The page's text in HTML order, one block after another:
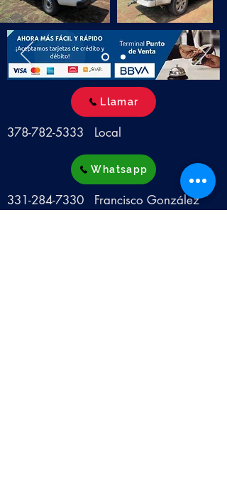
Llamar
378-782-5333 Local
Whatsapp
331-284-7330 Francisco González